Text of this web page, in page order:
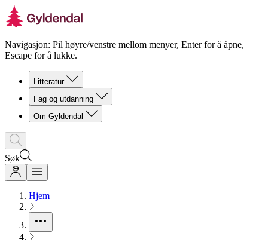
Navigasjon: Pil høyre/venstre mellom menyer, Enter for å åpne,
Escape for å lukke.
Litteratur
Fag og utdanning
Om Gyldendal
Søk
Hjem